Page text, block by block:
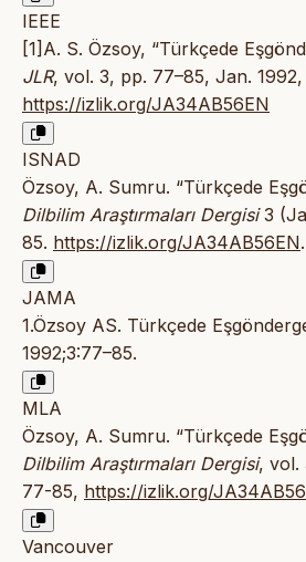
IEEE
[1]A. S. Özsoy, “Türkçede
JLR, vol. 3, pp. 77–85, Jan.
https://izlik.org/JA34AB56EN
ISNAD
Özsoy, A. Sumru. “Türkçede
Dilbilim Araştırmaları Dergisi3
85. https://izlik.org/JA34AB56EN.
JAMA
1.Özsoy AS. Türkçede
1992;3:77–85.
MLA
Özsoy, A. Sumru. “Türkçede
Dilbilim Araştırmaları Dergisi, vol.
77-85, https://izlik.org/
Vancouver